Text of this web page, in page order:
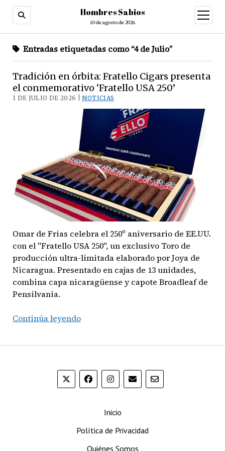
Hombres Sabios
10 de agosto de 2026
abrir
menú
Entradas etiquetadas como “4 de Julio”
Tradición en órbita: Fratello Cigars presenta
el conmemorativo ‘Fratello USA 250’
1 DE JULIO DE 2026 |NOTICIAS
Omar de Frias celebra el 250º aniversario de EE.UU.
con el "Fratello USA 250", un exclusivo Toro de
producción ultra-limitada elaborado por Joya de
Nicaragua. Presentado en cajas de 13 unidades,
combina capa nicaragüense y capote Broadleaf de
Pensilvania.
Continúa leyendoTradición
presenta
el
‘Fratello
USA
Inicio
Política de Privacidad
Quiénes Somos